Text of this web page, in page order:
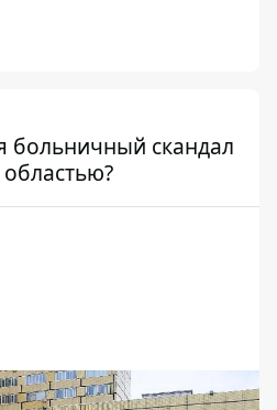
больничный скандал